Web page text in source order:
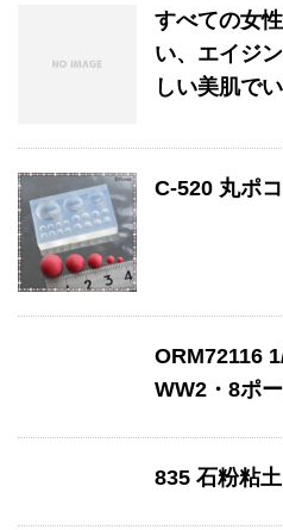
すべての女
い、エイジ
しい美肌で
C-520 丸ポコ
ORM72116
WW2・8ポ
835 石粉粘